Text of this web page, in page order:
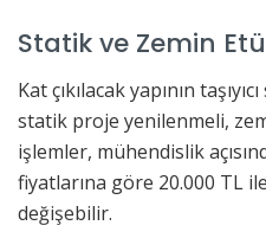
Statik ve Zemin
Kat çıkılacak yapının
statik proje yenilenmeli,
işlemler, mühendislik
fiyatlarına göre 20.000 TL
değişebilir.